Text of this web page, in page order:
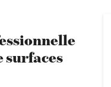
surfaces